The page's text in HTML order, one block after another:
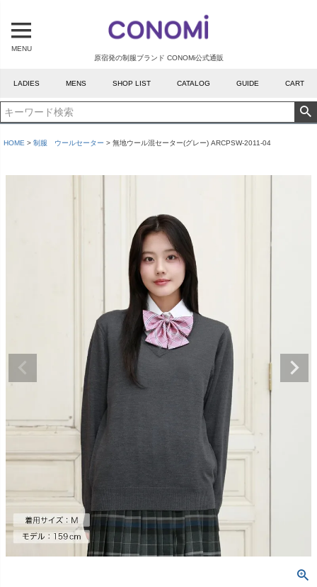
原宿発の制服ブランド CONOMi公式通販
MENU
LADIES MENS SHOP LIST CATALOG GUIDE CART
HOME 制服 ウールセーター 無地ウール混セーター(グレー) ARCPSW-2011-04